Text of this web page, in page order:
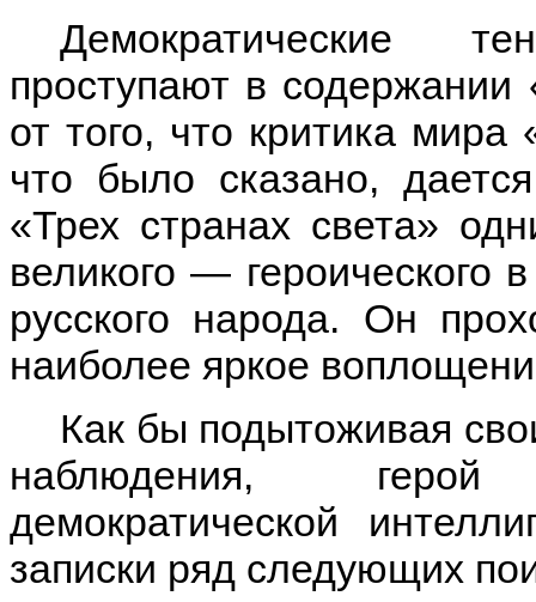
Демократические
проступают в содержании
от того, что критика мира
что было сказано,
«Трех странах света»
великого — героического
русского народа. Он
наиболее яркое
Как бы подытоживая
наблюдения,
демократической
записки ряд следующих